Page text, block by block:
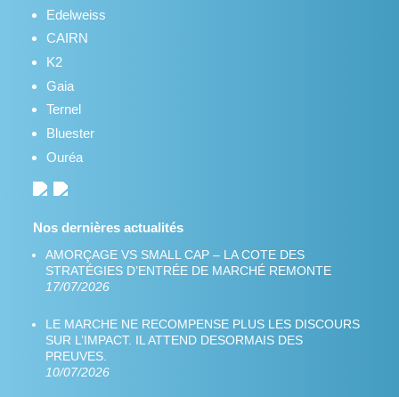
Edelweiss
CAIRN
K2
Gaia
Ternel
Bluester
Ouréa
Nos dernières actualités
AMORÇAGE VS SMALL CAP – LA COTE DES
STRATÉGIES D’ENTRÉE DE MARCHÉ REMONTE
17/07/2026
LE MARCHE NE RECOMPENSE PLUS LES DISCOURS
SUR L’IMPACT. IL ATTEND DESORMAIS DES
PREUVES.
10/07/2026